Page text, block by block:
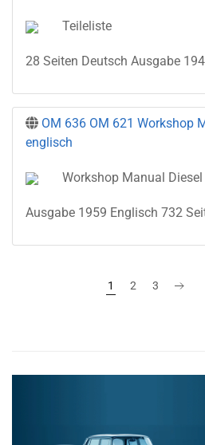
Teileliste
28 Seiten Deutsch Ausgabe
OM 636 OM 621 Workshop
englisch
Workshop Manual
Ausgabe 1959 Englisch 732
1 2 3